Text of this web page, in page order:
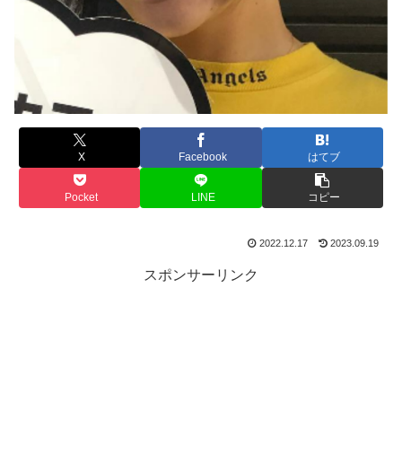
X Facebook はてブ
Pocket LINE コピー
2022.12.17 2023.09.19
スポンサーリンク